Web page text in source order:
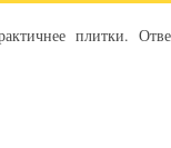
плитки.